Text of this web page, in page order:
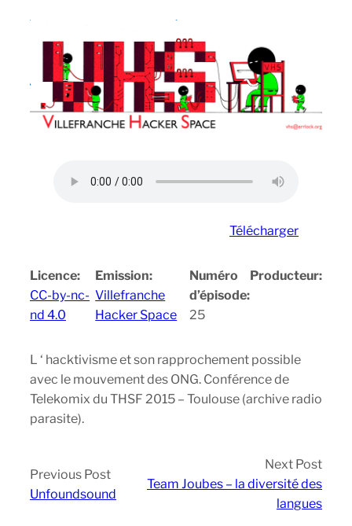
Télécharger
Licence:
CC-by-nc-
nd 4.0
Emission:
Villefranche
Hacker Space
Numéro
d’épisode:
25
Producteur:
L ‘ hacktivisme et son rapprochement possible
avec le mouvement des ONG. Conférence de
Telekomix du THSF 2015 – Toulouse (archive radio
parasite).
Previous Post
Unfoundsound
Next Post
Team Joubes – la diversité des
langues